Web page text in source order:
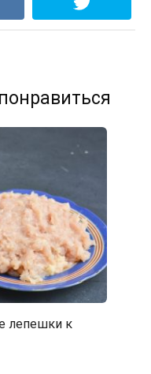
лепешки к